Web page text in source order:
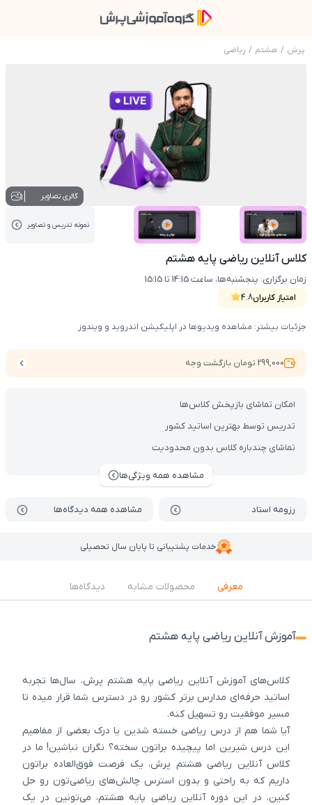
پرش / هشتم / ریاضی
عکس محصول کلاس آنلاین ریاضی پایه هشتم
گالری تصاویر 1
عکس کاور نمونه تدریس عکس کاور نمونه تدریس
نمونه تدریس‌ و تصاویر
کلاس آنلاین ریاضی پایه هشتم
امتیاز کاربران4.8
زمان برگزاری: پنجشنبه‌ها، ساعت 14:15 تا 15:15
امکان تماشای بازپخش کلاس‌ها
تدریس توسط بهترین اساتید کشور
تماشای چندباره کلاس بدون محدودیت
مشاهده همه ویژگی‌ها
رزومه استاد مشاهده همه دیدگاه‌ها
خدمات پشتیبانی تا پایان سال تحصیلی
جزئیات بیشتر: مشاهده ویدیوها در اپلیکیشن اندروید و ویندوز
299,000 تومان بازگشت وجه
معرفی محصولات مشابه دیدگاه‌ها
آموزش آنلاین ریاضی پایه هشتم
کلاس‌های آموزش آنلاین ریاضی پایه هشتم پرش، سال‌ها تجربه
اساتید حرفه‌ای مدارس برتر کشور رو در دسترس شما قرار میده تا
مسیر موفقیت رو تسهیل کنه.
آیا شما هم از درس ریاضی خسته‌ شدین یا درک بعضی از مفاهیم
این درس شیرین اما پیچیده براتون سخته؟ نگران نباشین! ما در
کلاس آنلاین ریاضی هشتم پرش، یک فرصت فوق‌العاده براتون
داریم که به راحتی و بدون استرس چالش‌های ریاضی‌تون رو حل
کنین. در این دوره آنلاین ریاضی پایه هشتم، می‌تونین در یک